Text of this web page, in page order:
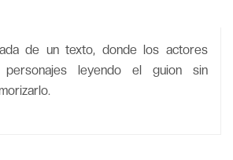
de un texto, donde los actores
personajes leyendo el guion sin